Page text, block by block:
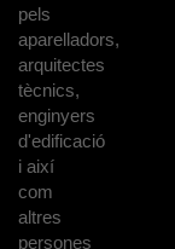
pels
aparelladors,
arquitectes
tècnics,
enginyers
d'edificació
i així
com
altres
persones